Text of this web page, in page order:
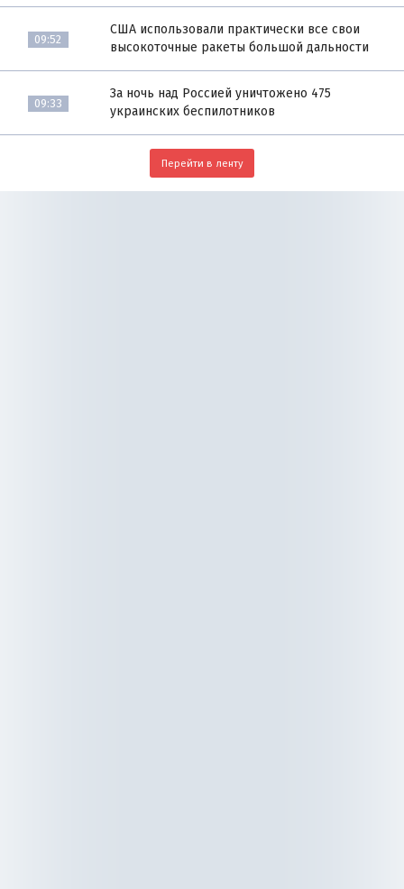
09:52
США использовали практически все свои
высокоточные ракеты большой дальности
09:33
За ночь над Россией уничтожено 475
украинских беспилотников
Перейти в ленту